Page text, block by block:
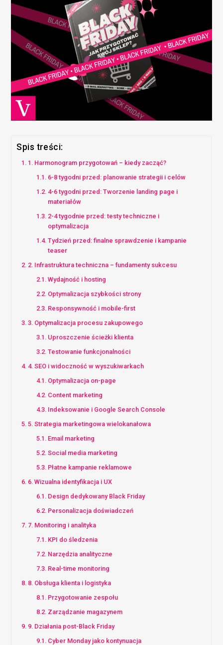
Spis treści:
1. Harmonogram przygotowań – kiedy zacząć?
6-8 tygodni przed: planowanie strategii i celów
4-6 tygodni przed: Tworzenie landing page i
materiałów
2-4 tygodnie przed: testy techniczne i
optymalizacja
Tydzień przed: finalne sprawdzenie i kampanie
teaser
2. Infrastruktura techniczna – fundamenty sukcesu
Wydajność i hosting
Optymalizacja szybkości strony
Responsywność i mobile-first
3. Optymalizacja procesu zakupowego
Uproszczenie ścieżki klienta
Testowanie funkcjonalności
4. SEO i widoczność w wyszukiwarkach
Optymalizacja on-page
Content marketing
Indeksowanie i Google Search Console
5. Strategia marketingowa wielokanałowa
Email marketing
Social media marketing
Płatne kampanie reklamowe
6. Wizualna identyfikacja i UX
Design dedykowany Black Friday
Personalizacja doświadczeń
7. Monitoring i analityka
KPI do śledzenia
Narzędzia analityczne
Real-time monitoring
8. Obsługa klienta i logistyka
Przygotowanie zespołu
Zarządzanie magazynem
9. Działania post-Black Friday
Cyber Monday jako kontynuacja